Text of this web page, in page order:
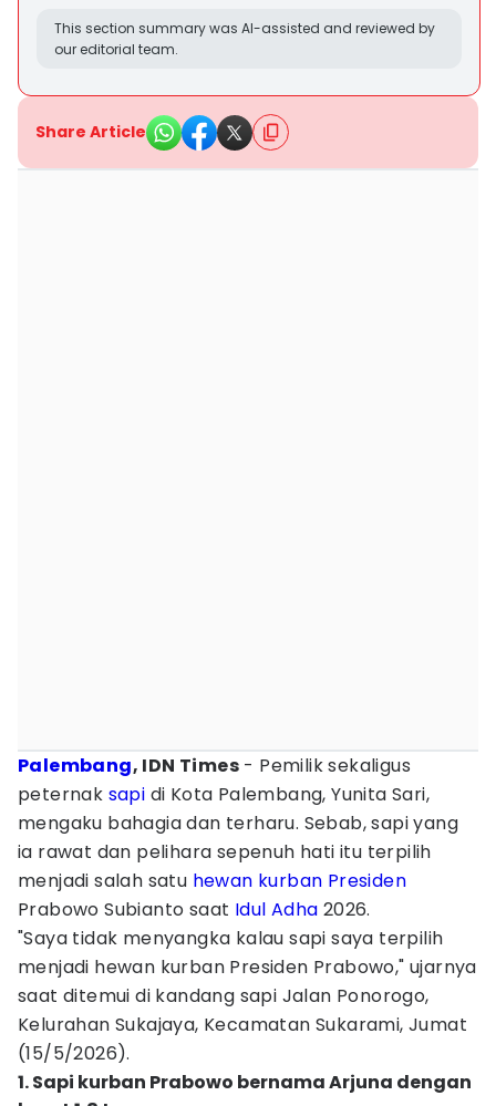
This section summary was AI-assisted and reviewed by
our editorial team.
Share Article
Palembang, IDN Times - Pemilik sekaligus
peternak sapi di Kota Palembang, Yunita Sari,
mengaku bahagia dan terharu. Sebab, sapi yang
ia rawat dan pelihara sepenuh hati itu terpilih
menjadi salah satu hewan kurban Presiden
Prabowo Subianto saat Idul Adha 2026.
"Saya tidak menyangka kalau sapi saya terpilih
menjadi hewan kurban Presiden Prabowo," ujarnya
saat ditemui di kandang sapi Jalan Ponorogo,
Kelurahan Sukajaya, Kecamatan Sukarami, Jumat
(15/5/2026).
1. Sapi kurban Prabowo bernama Arjuna dengan